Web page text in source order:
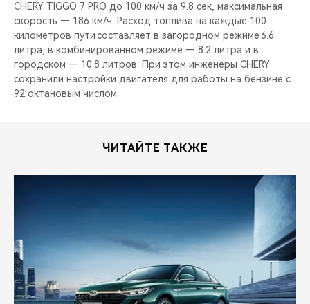
CHERY TIGGO 7 PRO до 100 км/ч за 9.8 сек, максимальная
скорость — 186 км/ч. Расход топлива на каждые 100
километров пути составляет в загородном режиме 6.6
литра, в комбинированном режиме — 8.2 литра и в
городском — 10.8 литров. При этом инженеры CHERY
сохранили настройки двигателя для работы на бензине с
92 октановым числом.
ЧИТАЙТЕ ТАКЖЕ